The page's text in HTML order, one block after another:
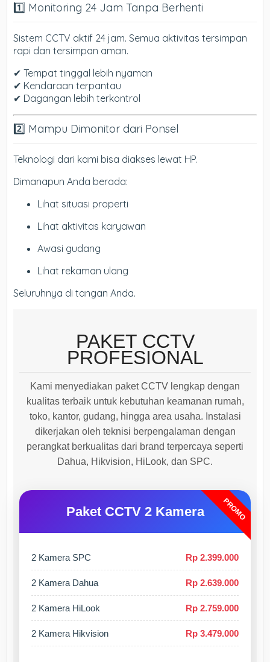
1️⃣ Monitoring 24 Jam Tanpa Berhenti
Sistem CCTV aktif 24 jam. Semua aktivitas tersimpan
rapi dan tersimpan aman.
✔ Tempat tinggal lebih nyaman
✔ Kendaraan terpantau
✔ Dagangan lebih terkontrol
2️⃣ Mampu Dimonitor dari Ponsel
Teknologi dari kami bisa diakses lewat HP.
Dimanapun Anda berada:
Lihat situasi properti
Lihat aktivitas karyawan
Awasi gudang
Lihat rekaman ulang
Seluruhnya di tangan Anda.
PAKET CCTV
PROFESIONAL
Kami menyediakan paket CCTV lengkap dengan
kualitas terbaik untuk kebutuhan keamanan rumah,
toko, kantor, gudang, hingga area usaha. Instalasi
dikerjakan oleh teknisi berpengalaman dengan
perangkat berkualitas dari brand terpercaya seperti
Dahua, Hikvision, HiLook, dan SPC.
PROMO
Paket CCTV 2 Kamera
2 Kamera SPC Rp 2.399.000
2 Kamera Dahua Rp 2.639.000
2 Kamera HiLook Rp 2.759.000
2 Kamera Hikvision Rp 3.479.000